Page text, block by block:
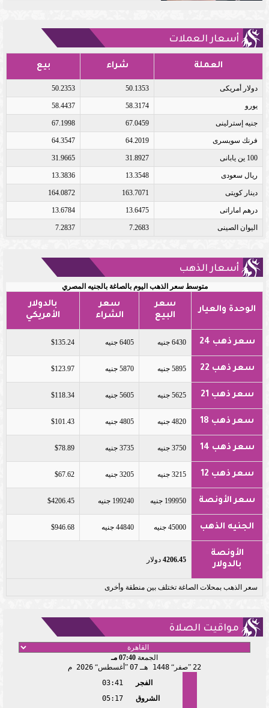
أسعار العملات
العملة شراء بيع
دولار أمريكى 50.1353
50.2353
يورو 58.3174
58.4437
جنيه إسترلينى 67.0459
67.1998
فرنك سويسرى 64.2019
64.3547
100 ين يابانى 31.8927
31.9665
ريال سعودى 13.3548
13.3836
دينار كويتى 163.7071
164.0872
درهم اماراتى 13.6475
13.6784
اليوان الصينى 7.2683
7.2837
أسعار الذهب
متوسط سعر الذهب اليوم بالصاغة بالجنيه المصري
الوحدة والعيار
سعر
البيع
سعر
الشراء
بالدولار
الأمريكي
سعر ذهب 24 6430 جنيه 6405 جنيه $135.24
سعر ذهب 22 5895 جنيه 5870 جنيه $123.97
سعر ذهب 21 5625 جنيه 5605 جنيه $118.34
سعر ذهب 18 4820 جنيه 4805 جنيه $101.43
سعر ذهب 14 3750 جنيه 3735 جنيه $78.89
سعر ذهب 12 3215 جنيه 3205 جنيه $67.62
سعر الأونصة 199950 جنيه 199240 جنيه $4206.45
الجنيه الذهب 45000 جنيه 44840 جنيه $946.68
الأونصة
بالدولار
4206.45 دولار
سعر الذهب بمحلات الصاغة تختلف بين منطقة وأخرى
مواقيت الصلاة
الجمعة 07:40 مـ
22 صفر 1448 هـ 07 أغسطس 2026 م
الفجر
03:41
الشروق
05:17